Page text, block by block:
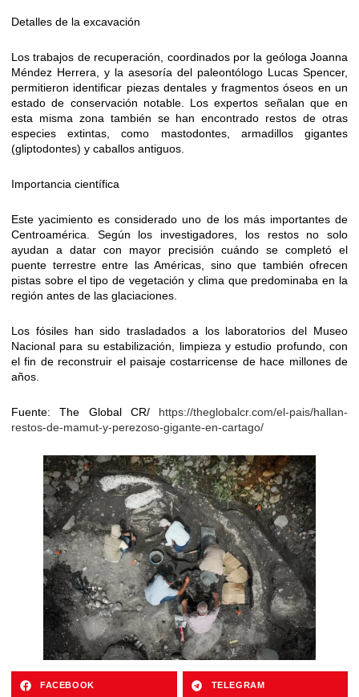
Detalles de la excavación
Los trabajos de recuperación, coordinados por la geóloga Joanna
Méndez Herrera, y la asesoría del paleontólogo Lucas Spencer,
permitieron identificar piezas dentales y fragmentos óseos en un
estado de conservación notable. Los expertos señalan que en
esta misma zona también se han encontrado restos de otras
especies extintas, como mastodontes, armadillos gigantes
(gliptodontes) y caballos antiguos.
Importancia científica
Este yacimiento es considerado uno de los más importantes de
Centroamérica. Según los investigadores, los restos no solo
ayudan a datar con mayor precisión cuándo se completó el
puente terrestre entre las Américas, sino que también ofrecen
pistas sobre el tipo de vegetación y clima que predominaba en la
región antes de las glaciaciones.
Los fósiles han sido trasladados a los laboratorios del Museo
Nacional para su estabilización, limpieza y estudio profundo, con
el fin de reconstruir el paisaje costarricense de hace millones de
años.
Fuente: The Global CR/ https://theglobalcr.com/el-pais/hallan-
restos-de-mamut-y-perezoso-gigante-en-cartago/
FACEBOOK TELEGRAM